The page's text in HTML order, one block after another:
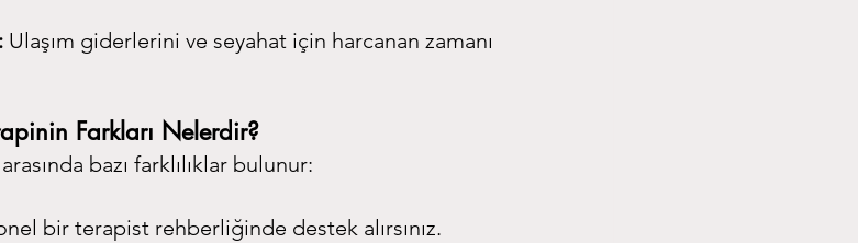
Ulaşım giderlerini ve seyahat için harcanan zamanı
Farkları Nelerdir?
bazı farklılıklar bulunur:
bir terapist rehberliğinde destek alırsınız.